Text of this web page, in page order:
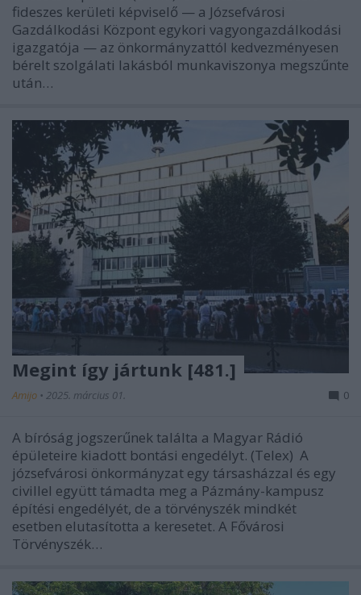
fideszes kerületi képviselő — a Józsefvárosi
Gazdálkodási Központ egykori vagyongazdálkodási
igazgatója — az önkormányzattól kedvezményesen
bérelt szolgálati lakásból munkaviszonya megszűnte
után…
Megint így jártunk [481.]
Amijo • 2025. március 01. 0
A bíróság jogszerűnek találta a Magyar Rádió
épületeire kiadott bontási engedélyt. (Telex) A
józsefvárosi önkormányzat egy társasházzal és egy
civillel együtt támadta meg a Pázmány-kampusz
építési engedélyét, de a törvényszék mindkét
esetben elutasította a keresetet. A Fővárosi
Törvényszék…